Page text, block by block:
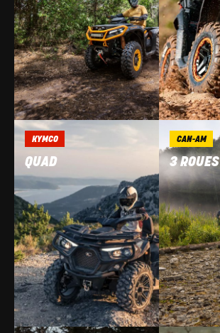
KYMCO
QUAD
CAN-AM
3 ROUES